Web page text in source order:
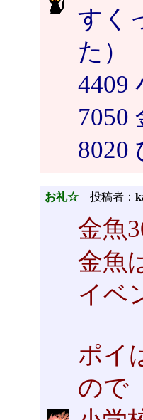
すく
た）
4409
7050
8020
お礼☆投稿者：
金魚
金魚
イベ
ポイ
ので